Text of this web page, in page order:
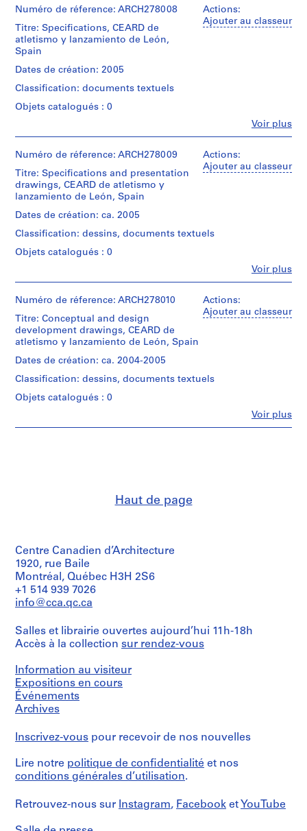
r
j
t
P
o
i
d
p
o
i
v
y
p
s
c
n
a
c
b
a
l
l
e
c
a
s
M
a
d
r
d
S
p
a
n
Actions:
Ajouter au classeur
Voir plus
Numéro de réference: ARCH278008
Titre: Specifications, CEARD de
atletismo y lanzamiento de León,
Spain
Dates de création: 2005
Classification: documents textuels
Objets catalogués : 0
institutions:
&
Herreros
(architectural
firm)
&
Herreros
(archive
Quantité
Type
d’objet:
1
file
Collation:
l.m.
textual
Espagne
Mention
de
crédit:
Abalos
Herreros
fonds
Centre
Canadien
d'Architecture/
Canadian
Centre
Architecture,
Montréal;
Don
de
Iñaki
et
Herreros/
Actions:
Ajouter au classeur
Voir plus
Numéro de réference: ARCH278009
Titre: Specifications and presentation
drawings, CEARD de atletismo y
lanzamiento de León, Spain
Dates de création: ca. 2005
Classification: dessins, documents textuels
Objets catalogués : 0
institutions:
&
Herreros
(architectural
firm)
&
Herreros
(archive
printouts,
1
reprographic
copy
Dimensions:
0,01
l.m.
Localisation:
León
Espagne
Mention
crédit:
&
Herreros
Centre
Actions:
Ajouter au classeur
Voir plus
Numéro de réference: ARCH278010
Titre: Conceptual and design
development drawings, CEARD de
atletismo y lanzamiento de León, Spain
Dates de création: ca. 2004-2005
Classification: dessins, documents textuels
Objets catalogués : 0
(archive
creator)
Description:
File's
title:
Palacio
de
y
hotel,
Palma
de
Mallorca.
title
correspond
to
of
Haut de page
Centre Canadien d’Architecture
1920, rue Baile
Montréal, Québec H3H 2S6
+1 514 939 7026
info@cca.qc.ca
Salles et librairie ouvertes aujourd’hui 11h-18h
Accès à la collection sur rendez-vous
Information au visiteur
Expositions en cours
Événements
Archives
Inscrivez-vous pour recevoir de nos nouvelles
Lire notre politique de confidentialité et nos
conditions générales d’utilisation.
Retrouvez-nous sur Instagram, Facebook et YouTube